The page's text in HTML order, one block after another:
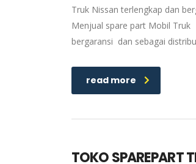
Truk Nissan terlengkap dan
Menjual spare part Mobil Truk
bergaransi dan sebagai
read more
TOKO SPAREPART